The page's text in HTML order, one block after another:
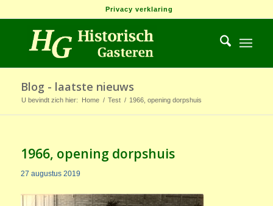
Privacy verklaring
Blog - laatste nieuws
U bevindt zich hier: Home / Test / 1966, opening dorpshuis
1966, opening dorpshuis
27 augustus 2019